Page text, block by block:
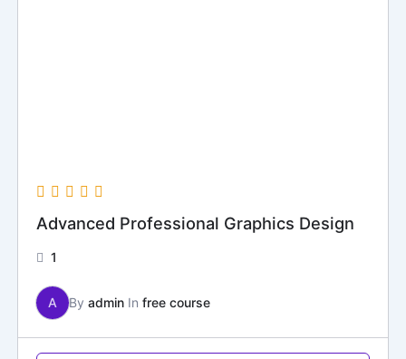
Advanced Professional Graphics Design
1
A By adminIn free course